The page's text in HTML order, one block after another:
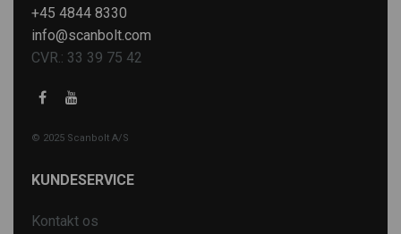
+45 4844 8330
info@scanbolt.com
CVR.: 33 39 75 42
© 2025 Scanbolt A/S
KUNDESERVICE
Kontakt os